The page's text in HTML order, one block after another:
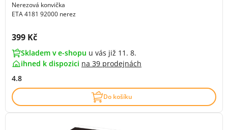
Nerezová konvička
ETA 4181 92000 nerez
Cena s DPH:
399 Kč
Skladem v e-shopu u vás již 11. 8.
ihned k dispozici na 39 prodejnách
4.8
Do košíku